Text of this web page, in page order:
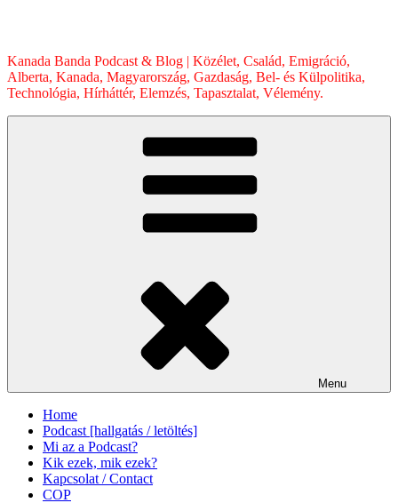
Kanada Banda Podcast & Blog | Közélet, Család, Emigráció,
Alberta, Kanada, Magyarország, Gazdaság, Bel- és Külpolitika,
Technológia, Hírháttér, Elemzés, Tapasztalat, Vélemény.
Menu
Home
Podcast [hallgatás / letöltés]
Mi az a Podcast?
Kik ezek, mik ezek?
Kapcsolat / Contact
COP